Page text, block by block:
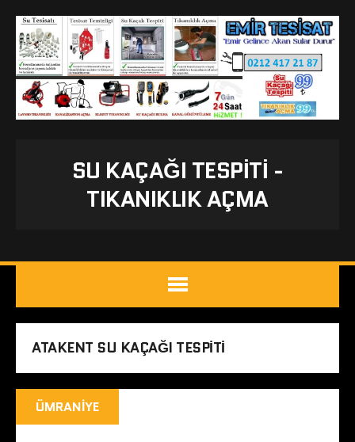
SU KAÇAĞI TESPITI -
TIKANIKLIK AÇMA
ATAKENT SU KAÇAĞI TESPITI
ÜMRANIYE